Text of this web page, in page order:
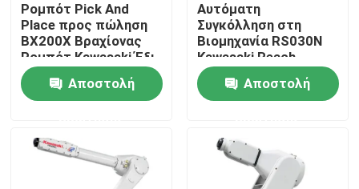
Ρομπότ Pick And
Place προς πώληση
BX200X Βραχίονας
Ρομπότ Kawasaki Έξι
Αξόνων
Αποστολή
Αυτόματη
Συγκόλληση στη
Βιομηχανία RS030N
Kawasaki Reach
2100mm ODM
Αποστολή